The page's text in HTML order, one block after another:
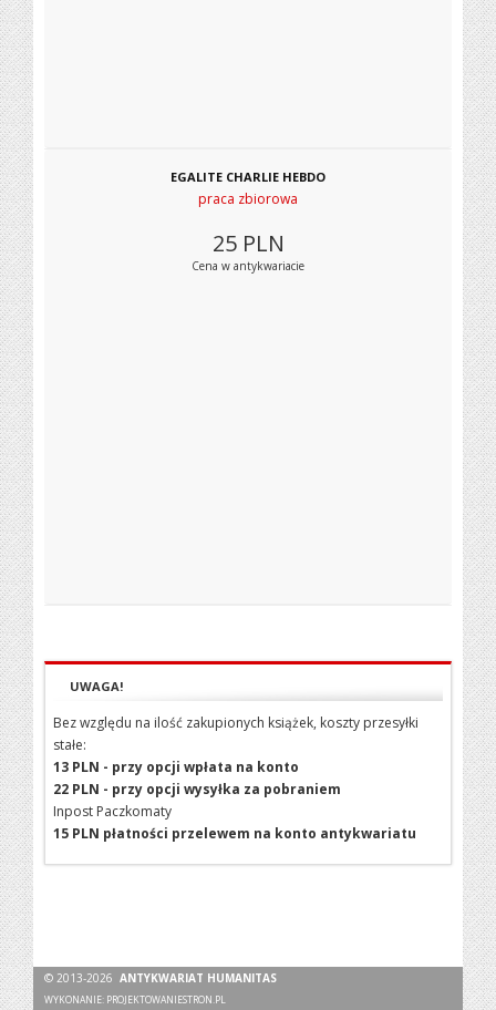
EGALITE CHARLIE HEBDO
praca zbiorowa
25 PLN
Cena w antykwariacie
UWAGA!
Bez względu na ilość zakupionych książek, koszty przesyłki
stałe:
13 PLN - przy opcji wpłata na konto
22 PLN - przy opcji wysyłka za pobraniem
Inpost Paczkomaty
15 PLN płatności przelewem na konto antykwariatu
© 2013-2026ANTYKWARIAT HUMANITAS
WYKONANIE: PROJEKTOWANIESTRON.PL